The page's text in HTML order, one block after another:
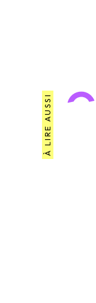
À LIRE AUSSI